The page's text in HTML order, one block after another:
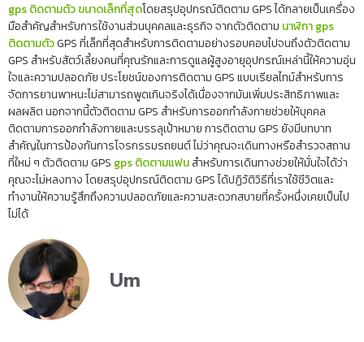
gps ติดตามตัว ขนาดเล็กที่สุดโดยสรุปอุปกรณ์ติดตาม GPS ได้กลายเป็นเครื่อง
มือสำคัญสำหรับการใช้งานส่วนบุคคลและธุรกิจ จากตัวติดตาม นาฬิกา gps
ติดตามตัวGPS ที่เล็กที่สุดสำหรับการติดตามอย่างรอบคอบไปจนถึงตัวติดตาม
GPS สำหรับสัตว์เลี้ยงคนที่คุณรักและการดูแลผู้สูงอายุอุปกรณ์เหล่านี้ให้ความอุ่น
ใจและความปลอดภัย ประโยชน์ของการติดตาม GPS แบบเรียลไทม์สำหรับการ
จัดการยานพาหนะไม่สามารถพูดเกินจริงได้เนื่องจากมันเพิ่มประสิทธิภาพและ
ผลผลิต นอกจากนี้ตัวติดตาม GPS สำหรับการออกกำลังกายช่วยให้บุคคล
ติดตามการออกกำลังกายและบรรลุเป้าหมาย การติดตาม GPS ยังมีบทบาท
สำคัญในการป้องกันการโจรกรรมรถยนต์ ไม่ว่าคุณจะเดินทางหรือสำรวจสถาน
ที่ใหม่ ๆ ตัวติดตาม GPS gps ติดตามแฟนสำหรับการเดินทางช่วยให้มั่นใจได้ว่า
คุณจะไม่หลงทาง โดยสรุปอุปกรณ์ติดตาม GPS ได้ปฏิวัติวิธีที่เราใช้ชีวิตและ
ทำงานให้ความรู้สึกถึงความปลอดภัยและความสะดวกสบายที่ครั้งหนึ่งเคยเป็นไป
ไม่ได้
Um